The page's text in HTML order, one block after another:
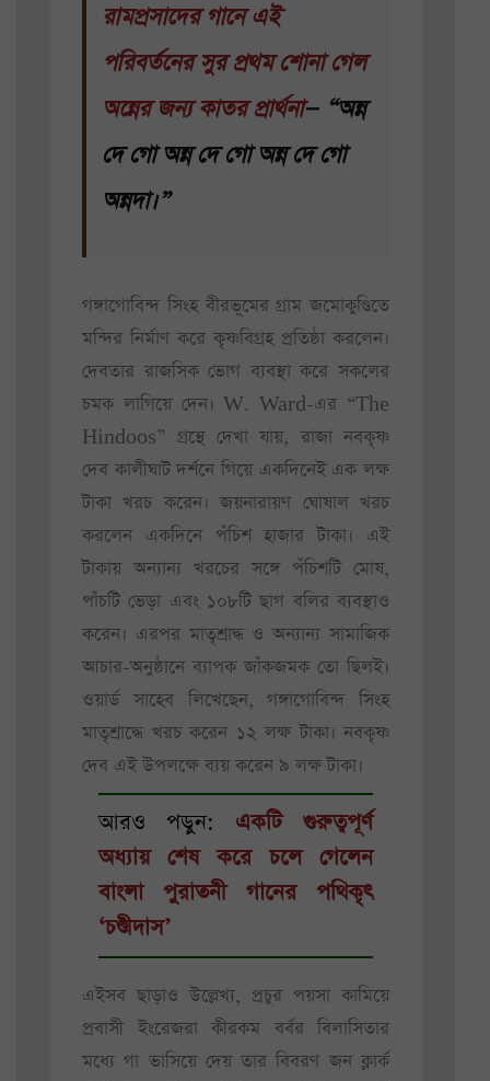
রামপ্রসাদের গানে এই
পরিবর্তনের সুর প্রথম শোনা গেল
অন্নের জন্য কাতর প্রার্থনা— “অন্ন
দে গো অন্ন দে গো অন্ন দে গো
অন্নদা।”
গঙ্গাগোবিন্দ সিংহ বীরভূমের গ্রাম জমোকুণ্ডিতে
মন্দির নির্মাণ করে কৃষ্ণবিগ্রহ প্রতিষ্ঠা করলেন।
দেবতার রাজসিক ভোগ ব্যবস্থা করে সকলের
চমক লাগিয়ে দেন। W. Ward-এর “The
Hindoos” গ্রন্থে দেখা যায়, রাজা নবকৃষ্ণ
দেব কালীঘাট দর্শনে গিয়ে একদিনেই এক লক্ষ
টাকা খরচ করেন। জয়নারায়ণ ঘোষাল খরচ
করলেন একদিনে পঁচিশ হাজার টাকা। এই
টাকায় অন্যান্য খরচের সঙ্গে পঁচিশটি মোষ,
পাঁচটি ভেড়া এবং ১০৮টি ছাগ বলির ব্যবস্থাও
করেন। এরপর মাতৃশ্রাদ্ধ ও অন্যান্য সামাজিক
আচার-অনুষ্ঠানে ব্যাপক জাঁকজমক তো ছিলই।
ওয়ার্ড সাহেব লিখেছেন, গঙ্গাগোবিন্দ সিংহ
মাতৃশ্রাদ্ধে খরচ করেন ১২ লক্ষ টাকা। নবকৃষ্ণ
দেব এই উপলক্ষে ব্যয় করেন ৯ লক্ষ টাকা।
আরও পড়ুন: একটি গুরুত্বপূর্ণ
অধ্যায় শেষ করে চলে গেলেন
বাংলা পুরাতনী গানের পথিকৃৎ
‘চণ্ডীদাস’
এইসব ছাড়াও উল্লেখ্য, প্রচুর পয়সা কামিয়ে
প্রবাসী ইংরেজরা কীরকম বর্বর বিলাসিতার
মধ্যে গা ভাসিয়ে দেয় তার বিবরণ জন ক্লার্ক